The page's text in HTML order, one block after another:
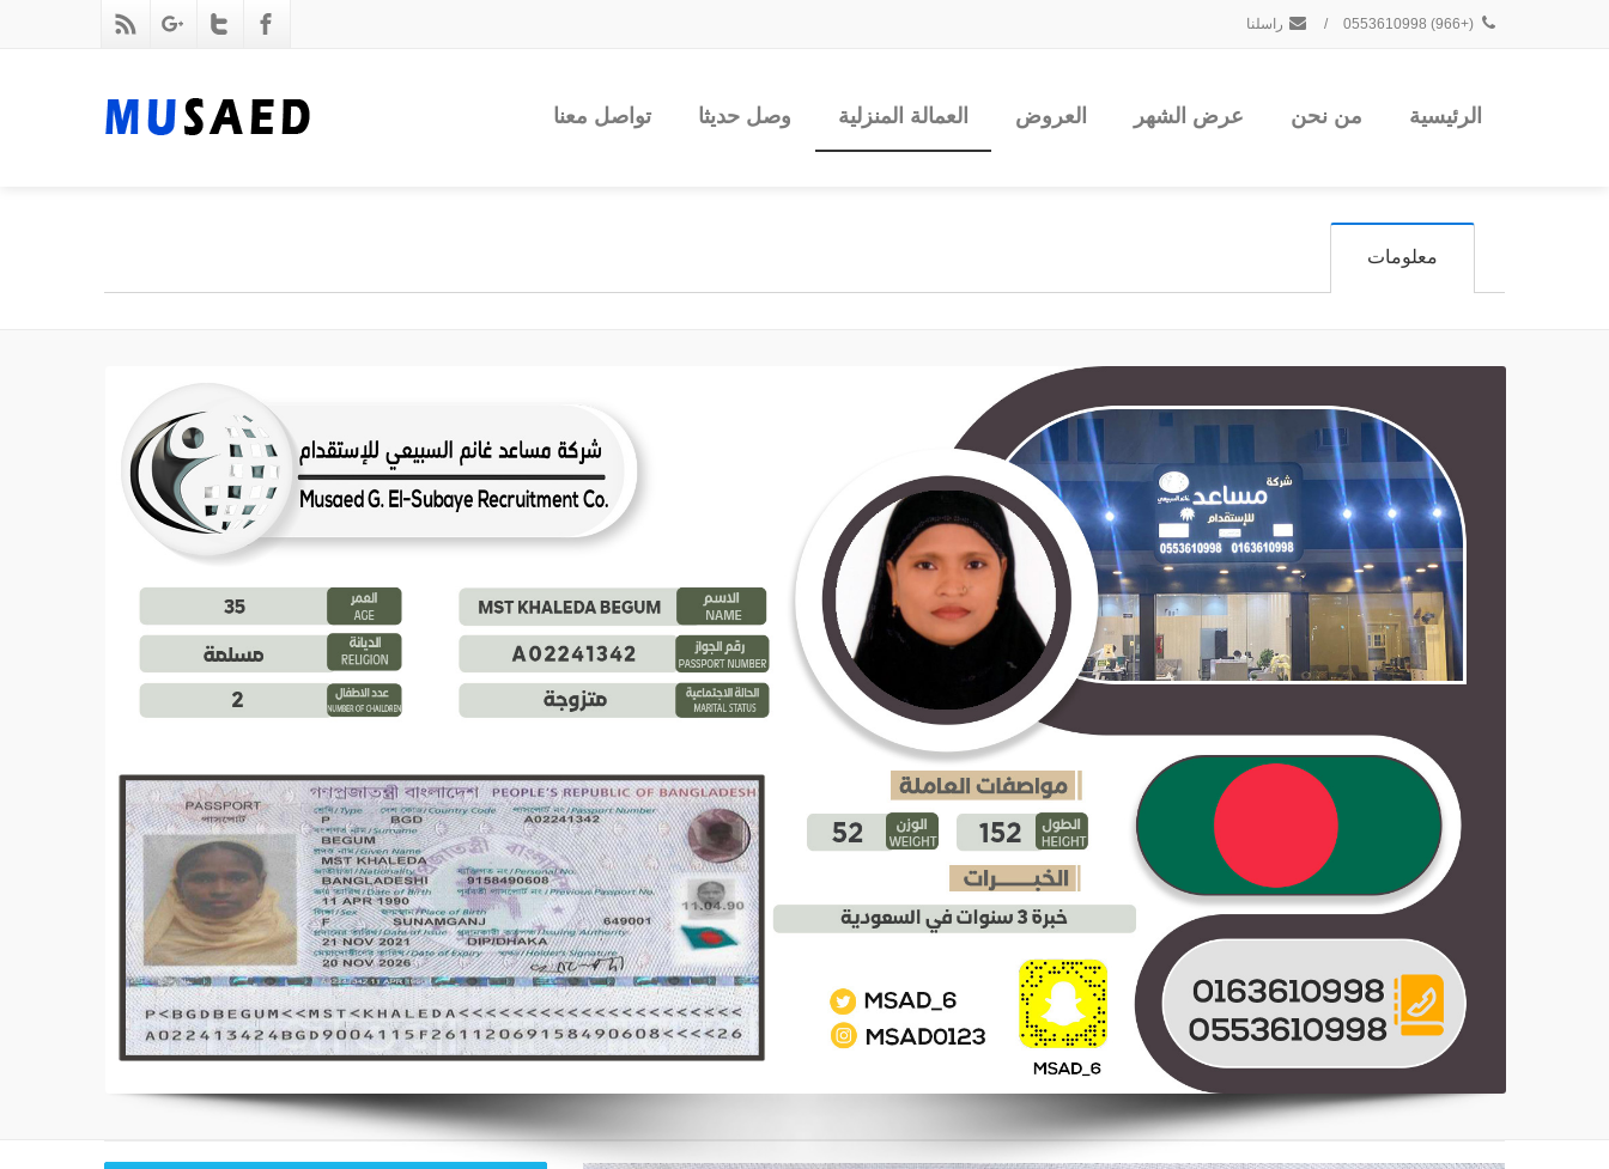
(+966) 0553610998
/ راسلنا
الرئيسية من نحن عرض الشهر العروض العمالة المنزلية وصل حديثا تواصل معنا
معلومات